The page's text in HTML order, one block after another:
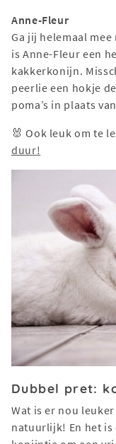
Anne-Fleur
Ga jij helemaal
is Anne-Fleur een
kakkerkonijn.
peerlie een hokje
poma’s in plaats
🐰 Ook leuk om te
duur!
Dubbel pret:
Wat is er nou
natuurlijk! En het is